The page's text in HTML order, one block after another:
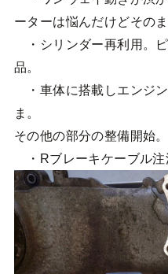
ーターは悩んだけどそのま
・シリンダー再利用。
品。
・車体に搭載しエンジ
ま。
その他の部分の整備開始。
・Rブレーキケーブル注